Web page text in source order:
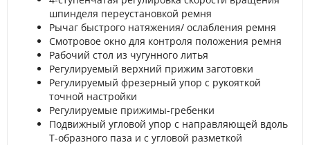
шпинделя переустановкой ремня
Рычаг быстрого натяжения/ ослабления ремня
Смотровое окно для контроля положения ремня
Рабочий стол из чугунного литья
Регулируемый верхний прижим заготовки
Регулируемый фрезерный упор с рукояткой
точной настройки
Регулируемые прижимы-гребенки
Подвижный угловой упор с направляющей вдоль
Т-образного паза и с угловой разметкой